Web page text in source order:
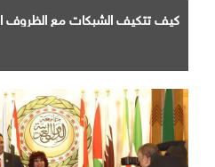
كيف تتكيف الشبكات مع الظروف